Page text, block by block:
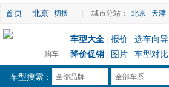
首页 北京 切换 城市分站： 北京 天津
购车
车型大全 报价 选车向导
降价促销
图片 车型对比
车型搜索： 全部品牌 全部车系